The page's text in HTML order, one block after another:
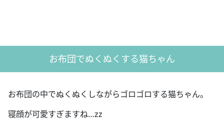
お布団でぬくぬくする猫ちゃん
お布団の中でぬくぬくしながらゴロゴロする猫ちゃん。
寝顔が可愛すぎますね…zz